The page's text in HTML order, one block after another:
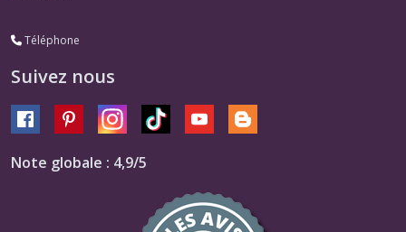
Téléphone
Suivez nous
Note globale : 4,9/5